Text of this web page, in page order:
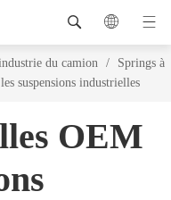
du camion /
Springs à
suspensions industrielles
OEM